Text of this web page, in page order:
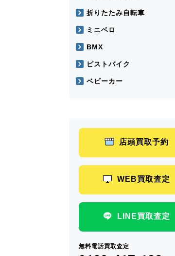
折りたたみ自転車
ミニベロ
BMX
ピストバイク
ベビーカー
店頭買取予約
WEB買取査定
LINE買取査定
無料電話買取査定